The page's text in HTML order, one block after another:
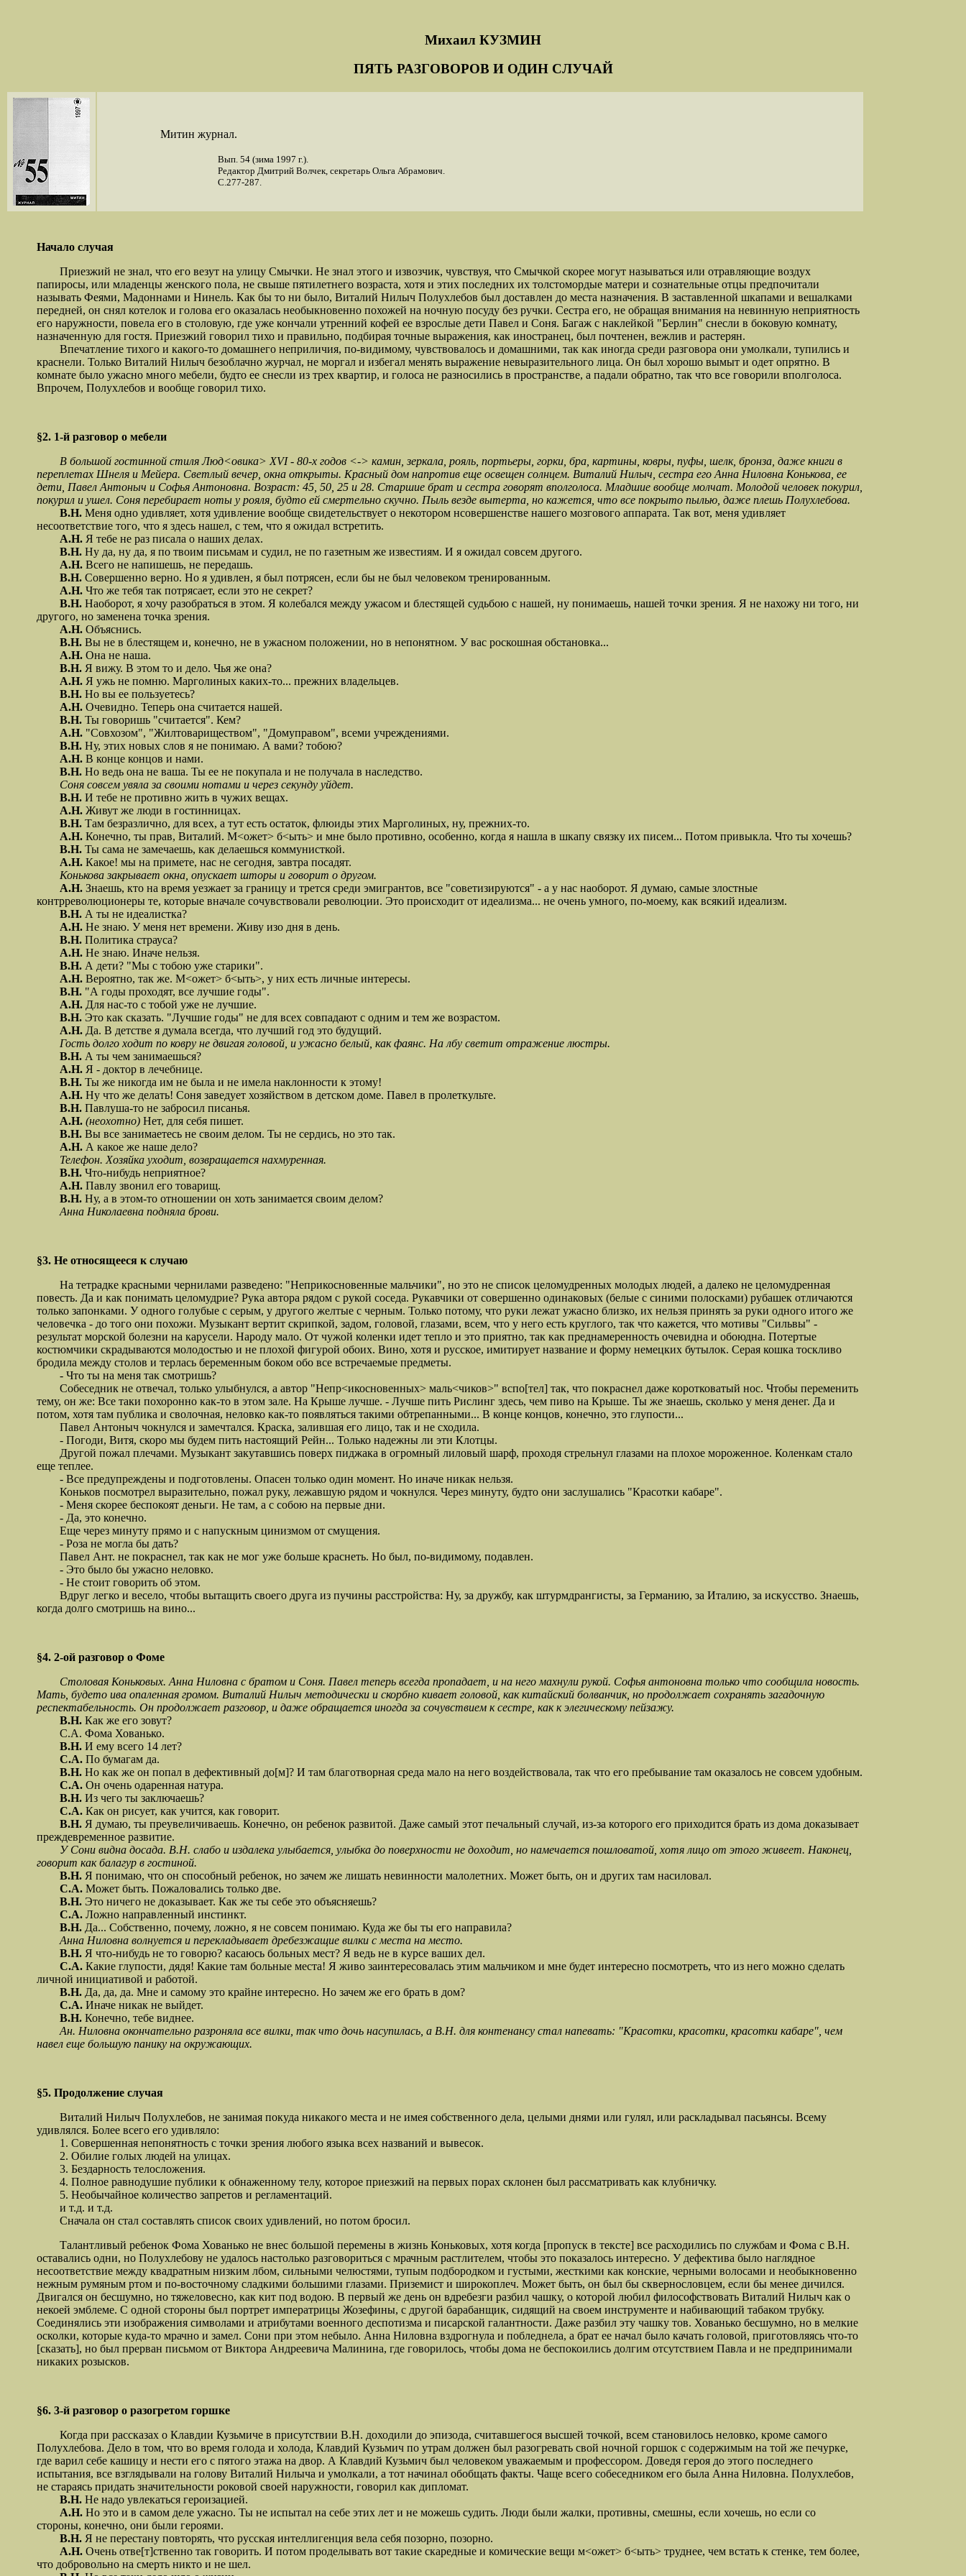
Михаил КУЗМИН
ПЯТЬ РАЗГОВОРОВ И ОДИН СЛУЧАЙ
Митин журнал.
Вып. 54 (зима 1997 г.).
Редактор Дмитрий Волчек, секретарь Ольга Абрамович.
С.277-287.
Начало случая
Приезжий не знал, что его везут на улицу Смычки. Не знал этого и извозчик, чувствуя, что Смычкой скорее могут называться или отравляющие воздух
папиросы, или младенцы женского пола, не свыше пятилетнего возраста, хотя и этих последних их толстомордые матери и сознательные отцы предпочитали
называть Феями, Мадоннами и Нинель. Как бы то ни было, Виталий Нилыч Полухлебов был доставлен до места назначения. В заставленной шкапами и вешалками
передней, он снял котелок и голова его оказалась необыкновенно похожей на ночную посуду без ручки. Сестра его, не обращая внимания на невинную неприятность
его наружности, повела его в столовую, где уже кончали утренний кофей ее взрослые дети Павел и Соня. Багаж с наклейкой "Берлин" снесли в боковую комнату,
назначенную для гостя. Приезжий говорил тихо и правильно, подбирая точные выражения, как иностранец, был почтенен, вежлив и растерян.
Впечатление тихого и какого-то домашнего неприличия, по-видимому, чувствовалось и домашними, так как иногда среди разговора они умолкали, тупились и
краснели. Только Виталий Нилыч безоблачно журчал, не моргал и избегал менять выражение невыразительного лица. Он был хорошо вымыт и одет опрятно. В
комнате было ужасно много мебели, будто ее снесли из трех квартир, и голоса не разносились в пространстве, а падали обратно, так что все говорили вполголоса.
Впрочем, Полухлебов и вообще говорил тихо.
§2. 1-й разговор о мебели
В большой гостинной стиля Люд<овика> XVI - 80-х годов <-> камин, зеркала, рояль, портьеры, горки, бра, картины, ковры, пуфы, шелк, бронза, даже книги в
переплетах Шнеля и Мейера. Светлый вечер, окна открыты. Красный дом напротив еще освещен солнцем. Виталий Нилыч, сестра его Анна Ниловна Конькова, ее
дети, Павел Антоныч и Софья Антоновна. Возраст: 45, 50, 25 и 28. Старшие брат и сестра говорят вполголоса. Младшие вообще молчат. Молодой человек покурил,
покурил и ушел. Соня перебирает ноты у рояля, будто ей смертельно скучно. Пыль везде вытерта, но кажется, что все покрыто пылью, даже плешь Полухлебова.
В.Н. Меня одно удивляет, хотя удивление вообще свидетельствует о некотором нсовершенстве нашего мозгового аппарата. Так вот, меня удивляет
несоответствие того, что я здесь нашел, с тем, что я ожидал встретить.
А.Н. Я тебе не раз писала о наших делах.
В.Н. Ну да, ну да, я по твоим письмам и судил, не по газетным же известиям. И я ожидал совсем другого.
А.Н. Всего не напишешь, не передашь.
В.Н. Совершенно верно. Но я удивлен, я был потрясен, если бы не был человеком тренированным.
А.Н. Что же тебя так потрясает, если это не секрет?
В.Н. Наоборот, я хочу разобраться в этом. Я колебался между ужасом и блестящей судьбою с нашей, ну понимаешь, нашей точки зрения. Я не нахожу ни того, ни
другого, но заменена точка зрения.
А.Н. Объяснись.
В.Н. Вы не в блестящем и, конечно, не в ужасном положении, но в непонятном. У вас роскошная обстановка...
А.Н. Она не наша.
В.Н. Я вижу. В этом то и дело. Чья же она?
А.Н. Я ужь не помню. Марголиных каких-то... прежних владельцев.
В.Н. Но вы ее пользуетесь?
А.Н. Очевидно. Теперь она считается нашей.
В.Н. Ты говоришь "считается". Кем?
А.Н. "Совхозом", "Жилтовариществом", "Домуправом", всеми учреждениями.
В.Н. Ну, этих новых слов я не понимаю. А вами? тобою?
А.Н. В конце концов и нами.
В.Н. Но ведь она не ваша. Ты ее не покупала и не получала в наследство.
Соня совсем увяла за своими нотами и через секунду уйдет.
В.Н. И тебе не противно жить в чужих вещах.
А.Н. Живут же люди в гостинницах.
В.Н. Там безразлично, для всех, а тут есть остаток, флюиды этих Марголиных, ну, прежних-то.
А.Н. Конечно, ты прав, Виталий. М<ожет> б<ыть> и мне было противно, особенно, когда я нашла в шкапу связку их писем... Потом привыкла. Что ты хочешь?
В.Н. Ты сама не замечаешь, как делаешься коммунисткой.
А.Н. Какое! мы на примете, нас не сегодня, завтра посадят.
Конькова закрывает окна, опускает шторы и говорит о другом.
А.Н. Знаешь, кто на время уезжает за границу и трется среди эмигрантов, все "советизируются" - а у нас наоборот. Я думаю, самые злостные
контрреволюционеры те, которые вначале сочувствовали революции. Это происходит от идеализма... не очень умного, по-моему, как всякий идеализм.
В.Н. А ты не идеалистка?
А.Н. Не знаю. У меня нет времени. Живу изо дня в день.
В.Н. Политика страуса?
А.Н. Не знаю. Иначе нельзя.
В.Н. А дети? "Мы с тобою уже старики".
А.Н. Вероятно, так же. М<ожет> б<ыть>, у них есть личные интересы.
В.Н. "А годы проходят, все лучшие годы".
А.Н. Для нас-то с тобой уже не лучшие.
В.Н. Это как сказать. "Лучшие годы" не для всех совпадают с одним и тем же возрастом.
А.Н. Да. В детстве я думала всегда, что лучший год это будущий.
Гость долго ходит по ковру не двигая головой, и ужасно белый, как фаянс. На лбу светит отражение люстры.
В.Н. А ты чем занимаешься?
А.Н. Я - доктор в лечебнице.
В.Н. Ты же никогда им не была и не имела наклонности к этому!
А.Н. Ну что же делать! Соня заведует хозяйством в детском доме. Павел в пролеткульте.
В.Н. Павлуша-то не забросил писанья.
А.Н. (неохотно) Нет, для себя пишет.
В.Н. Вы все занимаетесь не своим делом. Ты не сердись, но это так.
А.Н. А какое же наше дело?
Телефон. Хозяйка уходит, возвращается нахмуренная.
В.Н. Что-нибудь неприятное?
А.Н. Павлу звонил его товарищ.
В.Н. Ну, а в этом-то отношении он хоть занимается своим делом?
Анна Николаевна подняла брови.
§3. Не относящееся к случаю
На тетрадке красными чернилами разведено: "Неприкосновенные мальчики", но это не список целомудренных молодых людей, а далеко не целомудренная
повесть. Да и как понимать целомудрие? Рука автора рядом с рукой соседа. Рукавчики от совершенно одинаковых (белые с синими полосками) рубашек отличаются
только запонками. У одного голубые с серым, у другого желтые с черным. Только потому, что руки лежат ужасно близко, их нельзя принять за руки одного итого же
человечка - до того они похожи. Музыкант вертит скрипкой, задом, головой, глазами, всем, что у него есть круглого, так что кажется, что мотивы "Сильвы" -
результат морской болезни на карусели. Народу мало. От чужой коленки идет тепло и это приятно, так как преднамеренность очевидна и обоюдна. Потертые
костюмчики скрадываются молодостью и не плохой фигурой обоих. Вино, хотя и русское, имитирует название и форму немецких бутылок. Серая кошка тоскливо
бродила между столов и терлась беременным боком обо все встречаемые предметы.
- Что ты на меня так смотришь?
Собеседник не отвечал, только улыбнулся, а автор "Непр<икосновенных> маль<чиков>" вспо[тел] так, что покраснел даже коротковатый нос. Чтобы переменить
тему, он же: Все таки похоронно как-то в этом зале. На Крыше лучше. - Лучше пить Рислинг здесь, чем пиво на Крыше. Ты же знаешь, сколько у меня денег. Да и
потом, хотя там публика и сволочная, неловко как-то появляться такими обтрепанными... В конце концов, конечно, это глупости...
Павел Антоныч чокнулся и замечтался. Краска, залившая его лицо, так и не сходила.
- Погоди, Витя, скоро мы будем пить настоящий Рейн... Только надежны ли эти Клотцы.
Другой пожал плечами. Музыкант закутавшись поверх пиджака в огромный лиловый шарф, проходя стрельнул глазами на плохое мороженное. Коленкам стало
еще теплее.
- Все предупреждены и подготовлены. Опасен только один момент. Но иначе никак нельзя.
Коньков посмотрел выразительно, пожал руку, лежавшую рядом и чокнулся. Через минуту, будто они заслушались "Красотки кабаре".
- Меня скорее беспокоят деньги. Не там, а с собою на первые дни.
- Да, это конечно.
Еще через минуту прямо и с напускным цинизмом от смущения.
- Роза не могла бы дать?
Павел Ант. не покраснел, так как не мог уже больше краснеть. Но был, по-видимому, подавлен.
- Это было бы ужасно неловко.
- Не стоит говорить об этом.
Вдруг легко и весело, чтобы вытащить своего друга из пучины расстройства: Ну, за дружбу, как штурмдрангисты, за Германию, за Италию, за искусство. Знаешь,
когда долго смотришь на вино...
§4. 2-ой разговор о Фоме
Столовая Коньковых. Анна Ниловна с братом и Соня. Павел теперь всегда пропадает, и на него махнули рукой. Софья антоновна только что сообщила новость.
Мать, будето ива опаленная громом. Виталий Нилыч методически и скорбно кивает головой, как китайский болванчик, но продолжает сохранять загадочную
респектабельность. Он продолжает разговор, и даже обращается иногда за сочувствием к сестре, как к элегическому пейзажу.
В.Н. Как же его зовут?
С.А. Фома Хованько.
В.Н. И ему всего 14 лет?
С.А. По бумагам да.
В.Н. Но как же он попал в дефективный до[м]? И там благотворная среда мало на него воздействовала, так что его пребывание там оказалось не совсем удобным.
С.А. Он очень одаренная натура.
В.Н. Из чего ты заключаешь?
С.А. Как он рисует, как учится, как говорит.
В.Н. Я думаю, ты преувеличиваешь. Конечно, он ребенок развитой. Даже самый этот печальный случай, из-за которого его приходится брать из дома доказывает
преждевременное развитие.
У Сони видна досада. В.Н. слабо и издалека улыбается, улыбка до поверхности не доходит, но намечается пошловатой, хотя лицо от этого живеет. Наконец,
говорит как балагур в гостиной.
В.Н. Я понимаю, что он способный ребенок, но зачем же лишать невинности малолетних. Может быть, он и других там насиловал.
С.А. Может быть. Пожаловались только две.
В.Н. Это ничего не доказывает. Как же ты себе это объясняешь?
С.А. Ложно направленный инстинкт.
В.Н. Да... Собственно, почему, ложно, я не совсем понимаю. Куда же бы ты его направила?
Анна Ниловна волнуется и перекладывает дребезжащие вилки с места на место.
В.Н. Я что-нибудь не то говорю? касаюсь больных мест? Я ведь не в курсе ваших дел.
С.А. Какие глупости, дядя! Какие там больные места! Я живо заинтересовалась этим мальчиком и мне будет интересно посмотреть, что из него можно сделать
личной инициативой и работой.
В.Н. Да, да, да. Мне и самому это крайне интересно. Но зачем же его брать в дом?
С.А. Иначе никак не выйдет.
В.Н. Конечно, тебе виднее.
Ан. Ниловна окончательно разроняла все вилки, так что дочь насупилась, а В.Н. для контенансу стал напевать: "Красотки, красотки, красотки кабаре", чем
навел еще большую панику на окружающих.
§5. Продолжение случая
Виталий Нилыч Полухлебов, не занимая покуда никакого места и не имея собственного дела, целыми днями или гулял, или раскладывал пасьянсы. Всему
удивлялся. Более всего его удивляло:
1. Совершенная непонятность с точки зрения любого языка всех названий и вывесок.
2. Обилие голых людей на улицах.
3. Бездарность телосложения.
4. Полное равнодушие публики к обнаженному телу, которое приезжий на первых порах склонен был рассматривать как клубничку.
5. Необычайное количество запретов и регламентаций.
и т.д. и т.д.
Сначала он стал составлять список своих удивлений, но потом бросил.
Талантливый ребенок Фома Хованько не внес большой перемены в жизнь Коньковых, хотя когда [пропуск в тексте] все расходились по службам и Фома с В.Н.
оставались одни, но Полухлебову не удалось настолько разговориться с мрачным растлителем, чтобы это показалось интересно. У дефектива было наглядное
несоответствие между квадратным низким лбом, сильными челюстями, тупым подбородком и густыми, жесткими как конские, черными волосами и необыкновенно
нежным румяным ртом и по-восточному сладкими большими глазами. Приземист и широкоплеч. Может быть, он был бы сквернословцем, если бы менее дичился.
Двигался он бесшумно, но тяжеловесно, как кит под водою. В первый же день он вдребезги разбил чашку, о которой любил философствовать Виталий Нилыч как о
некоей эмблеме. С одной стороны был портрет императрицы Жозефины, с другой барабанщик, сидящий на своем инструменте и набивающий табаком трубку.
Соединялись эти изображения символами и атрибутами военного деспотизма и писарской галантности. Даже разбил эту чашку тов. Хованько бесшумно, но в мелкие
осколки, которые куда-то мрачно и замел. Сони при этом небыло. Анна Ниловна вздрогнула и побледнела, а брат ее начал было качать головой, приготовляясь что-то
[сказать], но был прерван письмом от Виктора Андреевича Малинина, где говорилось, чтобы дома не беспокоились долгим отсутствием Павла и не предпринимали
никаких розысков.
§6. 3-й разговор о разогретом горшке
Когда при рассказах о Клавдии Кузьмиче в присутствии В.Н. доходили до эпизода, считавшегося высшей точкой, всем становилось неловко, кроме самого
Полухлебова. Дело в том, что во время голода и холода, Клавдий Кузьмич по утрам должен был разогревать свой ночной горшок с содержимым на той же печурке,
где варил себе кашицу и нести его с пятого этажа на двор. А Клавдий Кузьмич был человеком уважаемым и профессором. Доведя героя до этого последнего
испытания, все взглядывали на голову Виталий Нилыча и умолкали, а тот начинал обобщать факты. Чаще всего собеседником его была Анна Ниловна. Полухлебов,
не стараясь придать значительности роковой своей наружности, говорил как дипломат.
В.Н. Не надо увлекаться героизацией.
А.Н. Но это и в самом деле ужасно. Ты не испытал на себе этих лет и не можешь судить. Люди были жалки, противны, смешны, если хочешь, но если со
стороны, конечно, они были героями.
В.Н. Я не перестану повторять, что русская интеллигенция вела себя позорно, позорно.
А.Н. Очень отве[т]ственно так говорить. И потом проделывать вот такие скаредные и комические вещи м<ожет> б<ыть> труднее, чем встать к стенке, тем более,
что добровольно на смерть никто и не шел.